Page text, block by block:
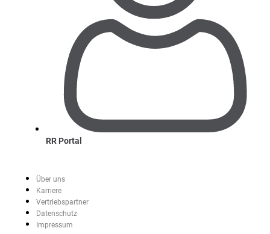
RR Portal
Über uns
Karriere
Vertriebspartner
Datenschutz
Impressum